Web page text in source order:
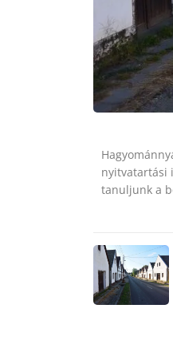
nyitvatartási
tanuljunk a